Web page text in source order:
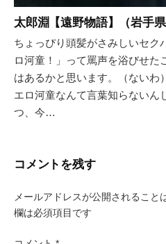
太郎淵【遠野物語】（岩手県
ちょっぴり頭髪がさみしいセク
ロ河童！」って罵声を浴びせた
はあるかと思います。（ないわ
エロ河童なんて言葉知らないん
つ、今…
コメントを残す
メールアドレスが公開されること
欄は必須項目です